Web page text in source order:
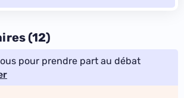
(12)
pour prendre part au débat